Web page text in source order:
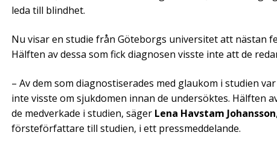
leda till blindhet.
Nu visar en studie från Göteborgs universitet att nästan
Hälften av dessa som fick diagnosen visste inte att de
– Av dem som diagnostiserades med glaukom i studien
inte visste om sjukdomen innan de undersöktes. Hälften
de medverkade i studien, säger Lena Havstam Johansson
försteförfattare till studien, i ett pressmeddelande.